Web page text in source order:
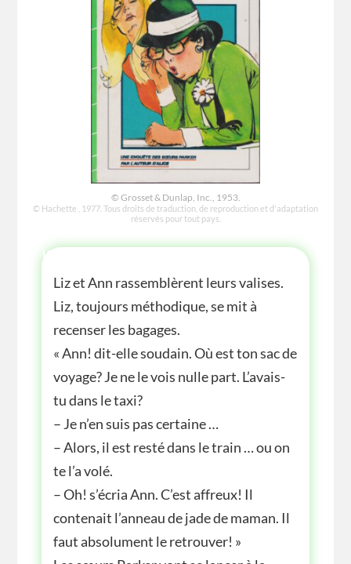
© Grosset & Dunlap, Inc., 1953.
© Hachette , 1977. Tous droits de traduction, de reproduction et d'adaptation
réservés pour tout pays.
HISTOIRE
Liz et Ann rassemblèrent leurs valises.
Liz, toujours méthodique, se mit à
recenser les bagages.
« Ann! dit-elle soudain. Où est ton sac de
voyage? Je ne le vois nulle part. L’avais-
tu dans le taxi?
– Je n’en suis pas certaine …
– Alors, il est resté dans le train … ou on
te l’a volé.
– Oh! s’écria Ann. C’est affreux! Il
contenait l’anneau de jade de maman. Il
faut absolument le retrouver! »